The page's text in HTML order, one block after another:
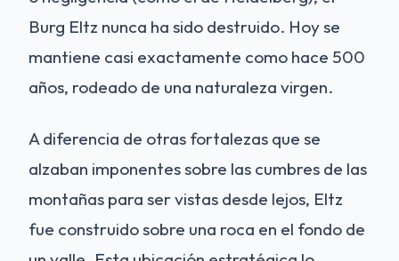
Burg Eltz nunca ha sido destruido. Hoy se
mantiene casi exactamente como hace 500
años, rodeado de una naturaleza virgen.
A diferencia de otras fortalezas que se
alzaban imponentes sobre las cumbres de las
montañas para ser vistas desde lejos, Eltz
fue construido sobre una roca en el fondo de